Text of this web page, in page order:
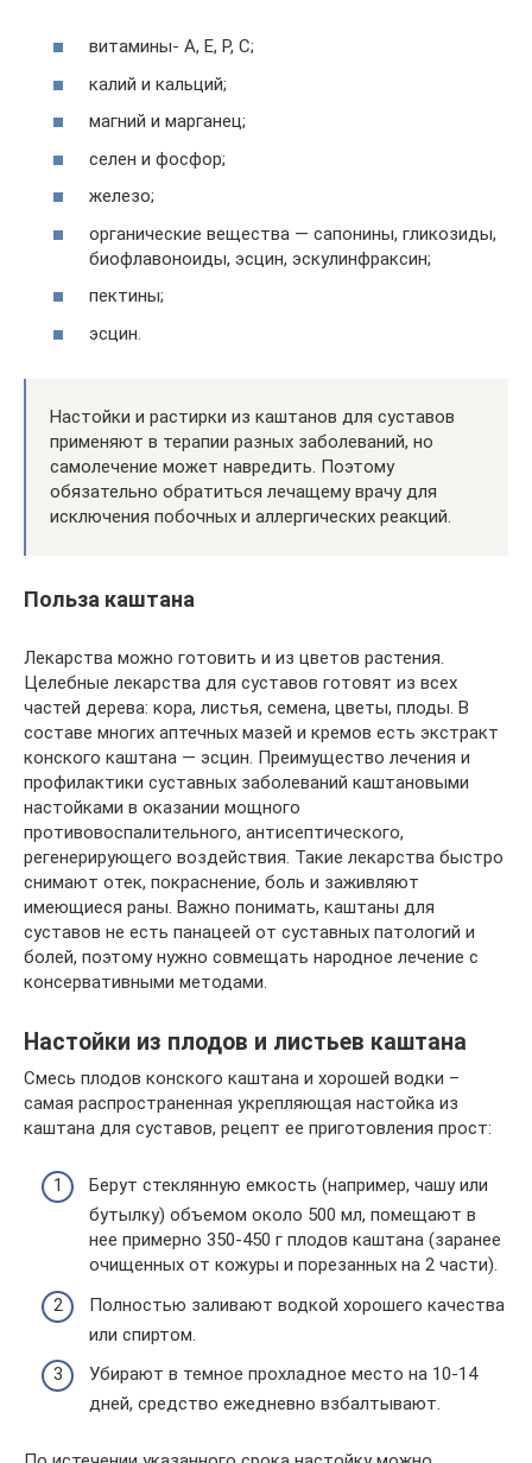
витамины- А, Е, Р, С;
калий и кальций;
магний и марганец;
селен и фосфор;
железо;
органические вещества — сапонины, гликозиды,
биофлавоноиды, эсцин, эскулинфраксин;
пектины;
эсцин.
Настойки и растирки из каштанов для суставов
применяют в терапии разных заболеваний, но
самолечение может навредить. Поэтому
обязательно обратиться лечащему врачу для
исключения побочных и аллергических реакций.
Польза каштана
Лекарства можно готовить и из цветов растения.
Целебные лекарства для суставов готовят из всех
частей дерева: кора, листья, семена, цветы, плоды. В
составе многих аптечных мазей и кремов есть экстракт
конского каштана — эсцин. Преимущество лечения и
профилактики суставных заболеваний каштановыми
настойками в оказании мощного
противовоспалительного, антисептического,
регенерирующего воздействия. Такие лекарства быстро
снимают отек, покраснение, боль и заживляют
имеющиеся раны. Важно понимать, каштаны для
суставов не есть панацеей от суставных патологий и
болей, поэтому нужно совмещать народное лечение с
консервативными методами.
Настойки из плодов и листьев каштана
Смесь плодов конского каштана и хорошей водки –
самая распространенная укрепляющая настойка из
каштана для суставов, рецепт ее приготовления прост:
Берут стеклянную емкость (например, чашу или
бутылку) объемом около 500 мл, помещают в
нее примерно 350-450 г плодов каштана (заранее
очищенных от кожуры и порезанных на 2 части).
Полностью заливают водкой хорошего качества
или спиртом.
Убирают в темное прохладное место на 10-14
дней, средство ежедневно взбалтывают.